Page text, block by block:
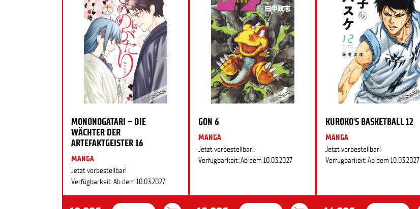
MONONOGATARI – DIE
WÄCHTER DER
ARTEFAKTGEISTER 16
MANGA
Jetzt vorbestellbar!
Verfügbarkeit: Ab dem 10.03.2027
GON 6
MANGA
Jetzt vorbestellbar!
Verfügbarkeit: Ab dem 10.03.2027
KUROKO'S BASKETBALL 12
MANGA
Jetzt vorbestellbar!
Verfügbarkeit: Ab dem 10.03.2027